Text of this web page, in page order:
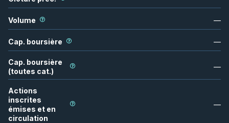
Volume —
Cap. boursière —
Cap. boursière
(toutes cat.)
—
Actions
inscrites
émises et en
circulation
—